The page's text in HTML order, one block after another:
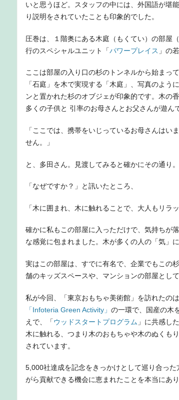
いと思うほど。スタッフの中には、外国語が堪
り説明をされていたことも印象的でした。
圧巻は、１階奥にある木庭（もくてい）の部屋
行のスペシャルユニット「パワープレイス 」の
ここは部屋の入り口の杉のトンネルから始まっ
「石庭」を木で実現する「木庭」、写真のよ
ンと置かれた杉のオブジェが印象的です。木の
多くの子供と 引率のお母さんとお父さんが遊ん
「ここでは、携帯をいじっているお母さんはい
せん。」
と、多田さん。見渡してみると確かにその通り。
「なぜですか？」と訊いたところ、
「木に囲まれ、木に触れることで、大人もリラ
確かに私もこの部屋に入っただけで、気持ちが
な感覚に包まれました。木が多くの人の「気」
実はこの部屋は、すでに有名で、企業でもこの
舗のキッズスペースや、マンションの部屋とし
私が今回、「東京おもちゃ美術館」を訪れたのは
「Infoteria Green Activity」 の一環で、国産の木
えで、「ウッドスタートプログラム 」に共感し
木に触れる、つまり木のおもちゃや木のぬくも
されています。
5,000社達成を記念をきっかけとして巡り合っ
がら貢献できる機会に恵まれたことを本当にあ